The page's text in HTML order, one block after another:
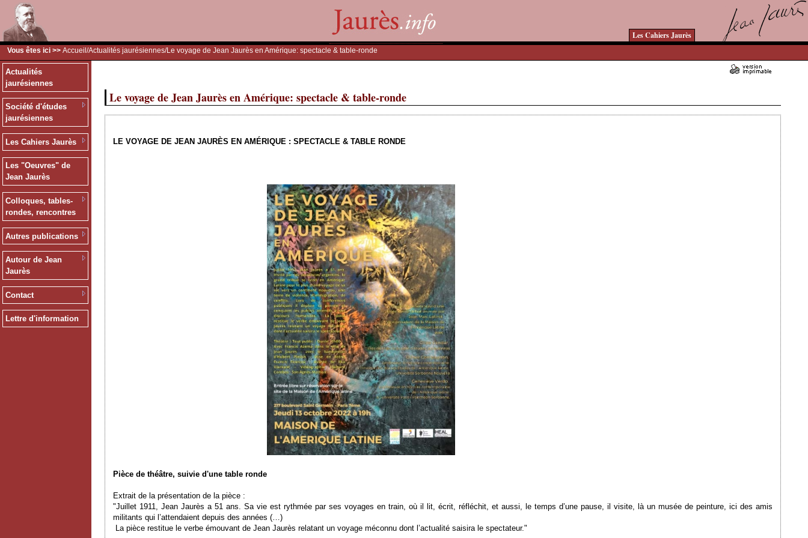
Les Cahiers Jaurès
Vous êtes ici >> Accueil /Actualités jaurésiennes/Le voyage de Jean Jaurès en Amérique: spectacle & table-ronde
Actualités
jaurésiennes
Société d'études
jaurésiennes
Les Cahiers Jaurès
Les "Oeuvres" de
Jean Jaurès
Colloques, tables-
rondes, rencontres
Autres publications
Autour de Jean
Jaurès
Contact
Lettre d'information
Le voyage de Jean Jaurès en Amérique: spectacle & table-ronde
LE VOYAGE DE JEAN JAURÈS EN AMÉRIQUE : SPECTACLE & TABLE RONDE
Pièce de théâtre, suivie d'une table ronde
Extrait de la présentation de la pièce :
"Juillet 1911, Jean Jaurès a 51 ans. Sa vie est rythmée par ses voyages en train, où il lit, écrit, réfléchit, et aussi, le temps d’une pause, il visite, là un musée de peinture, ici des amis
militants qui l’attendaient depuis des années (…)
La pièce restitue le verbe émouvant de Jean Jaurès relatant un voyage méconnu dont l’actualité saisira le spectateur."